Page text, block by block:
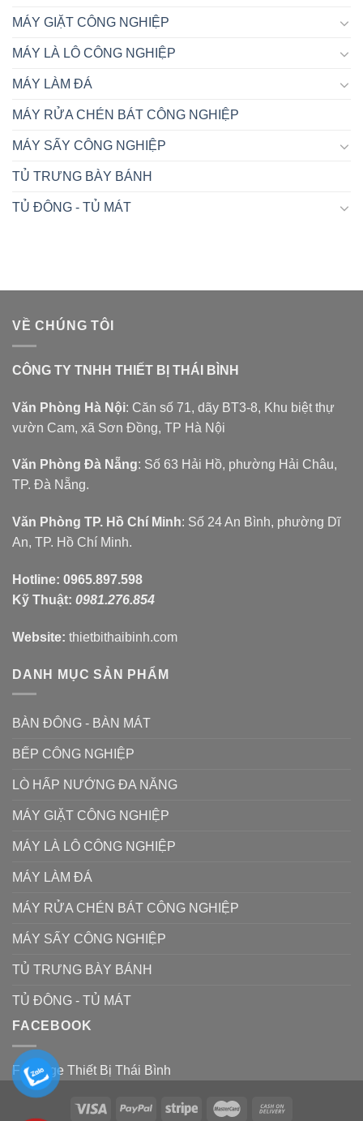
MÁY GIẶT CÔNG NGHIỆP
MÁY LÀ LÔ CÔNG NGHIỆP
MÁY LÀM ĐÁ
MÁY RỬA CHÉN BÁT CÔNG NGHIỆP
MÁY SẤY CÔNG NGHIỆP
TỦ TRƯNG BÀY BÁNH
TỦ ĐÔNG - TỦ MÁT
VỀ CHÚNG TÔI
CÔNG TY TNHH THIẾT BỊ THÁI BÌNH
Văn Phòng Hà Nội: Căn số 71, dãy BT3-8, Khu biệt thự
vườn Cam, xã Sơn Đồng, TP Hà Nội
Văn Phòng Đà Nẵng: Số 63 Hải Hồ, phường Hải Châu,
TP. Đà Nẵng.
Văn Phòng TP. Hồ Chí Minh: Số 24 An Bình, phường Dĩ
An, TP. Hồ Chí Minh.
Hotline: 0965.897.598
Kỹ Thuật: 0981.276.854
Website: thietbithaibinh.com
DANH MỤC SẢN PHẨM
BÀN ĐÔNG - BÀN MÁT
BẾP CÔNG NGHIỆP
LÒ HẤP NƯỚNG ĐA NĂNG
MÁY GIẶT CÔNG NGHIỆP
MÁY LÀ LÔ CÔNG NGHIỆP
MÁY LÀM ĐÁ
MÁY RỬA CHÉN BÁT CÔNG NGHIỆP
MÁY SẤY CÔNG NGHIỆP
TỦ TRƯNG BÀY BÁNH
TỦ ĐÔNG - TỦ MÁT
FACEBOOK
Fanpage Thiết Bị Thái Bình